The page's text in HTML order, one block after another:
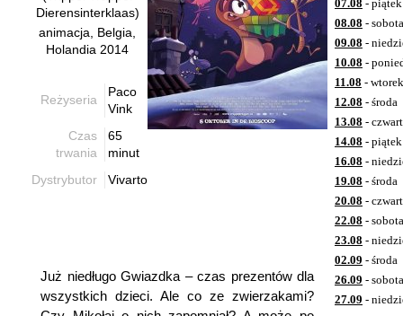
Dierensinterklaas)
animacja, Belgia,
Holandia 2014
Reżyseria
Paco
Vink
Czas
trwania
65
minut
Dystrybutor
Vivarto
Już niedługo Gwiazdka – czas prezentów dla
wszystkich dzieci. Ale co ze zwierzakami?
07.08 - piątek
08.08 - sobota
09.08 -
10.08 -
11.08 - wtorek
12.08 - środa
13.08 -
14.08 - piątek
16.08 -
19.08 - środa
20.08 -
22.08 - sobota
23.08 -
02.09 - środa
26.09 - sobota
27.09 -